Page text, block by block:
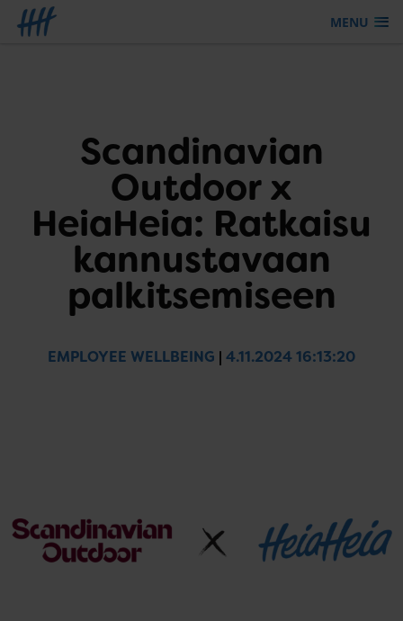
MENU
Scandinavian
Outdoor x
HeiaHeia: Ratkaisu
kannustavaan
palkitsemiseen
EMPLOYEE WELLBEING | 4.11.2024 16:13:20